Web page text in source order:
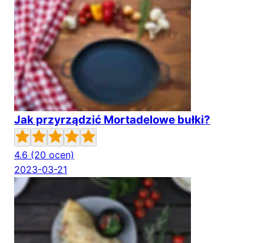
Jak przyrządzić Mortadelowe bułki?
4.6 (20 ocen)
2023-03-21